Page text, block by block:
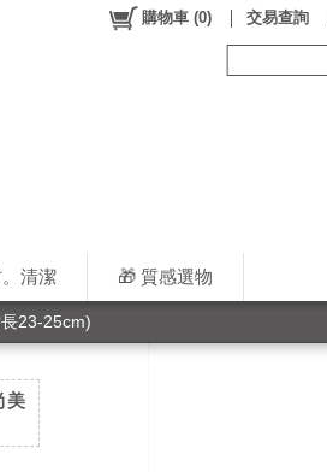
清潔 🎁 質感選物
購物車 (0) 交易查詢
23-25cm)
美